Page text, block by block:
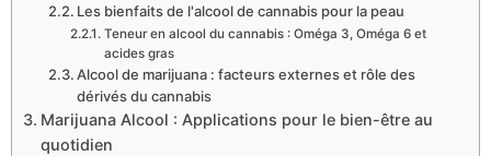
Les bienfaits de l'alcool de cannabis pour la peau
Teneur en alcool du cannabis : Oméga 3, Oméga 6 et
acides gras
Alcool de marijuana : facteurs externes et rôle des
dérivés du cannabis
Marijuana Alcool : Applications pour le bien-être au
quotidien